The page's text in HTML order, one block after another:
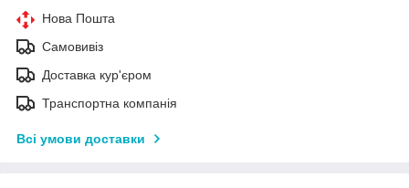
Нова Пошта
Самовивіз
Доставка кур'єром
Транспортна компанія
Всі умови доставки